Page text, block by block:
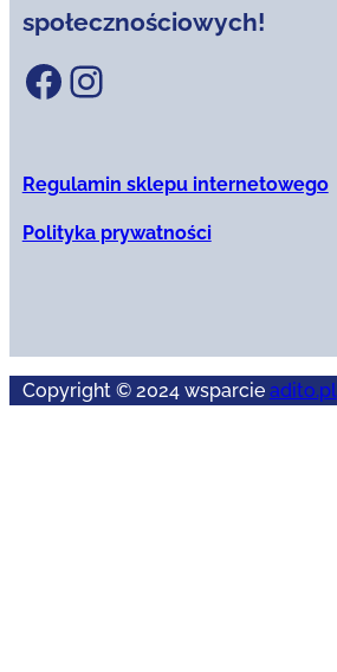
społecznościowych!
Facebook Instagram
Regulamin sklepu internetowego
Polityka prywatności
Copyright © 2024 wsparcie adito.pl